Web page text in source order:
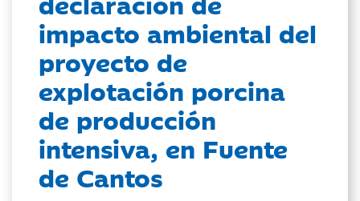
impacto ambiental del
proyecto de
explotación porcina
de producción
intensiva, en Fuente
de Cantos